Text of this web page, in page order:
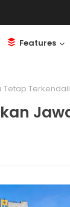
Features
Tetap Terkendali